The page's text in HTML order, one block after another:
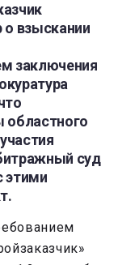
о взыскании
заключения
областного
суд
этими